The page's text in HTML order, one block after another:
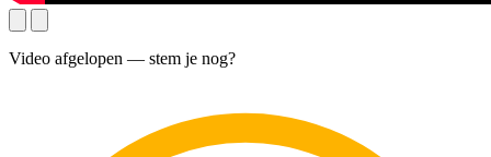
Video afgelopen — stem je nog?